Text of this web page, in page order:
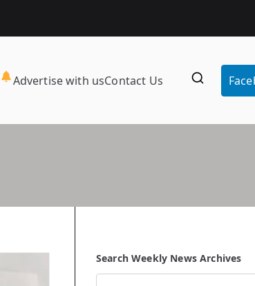
Advertise with usContact Us
Search Weekly News Archives